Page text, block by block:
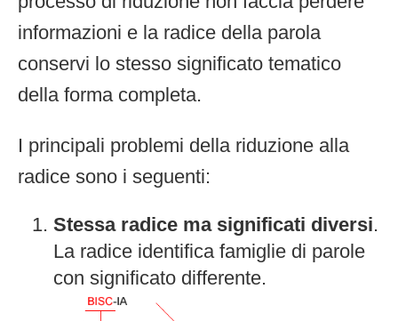
informazioni e la radice della parola
conservi lo stesso significato tematico
della forma completa.
I principali problemi della riduzione alla
radice sono i seguenti:
Stessa radice ma significati diversi.
La radice identifica famiglie di parole
con significato differente.